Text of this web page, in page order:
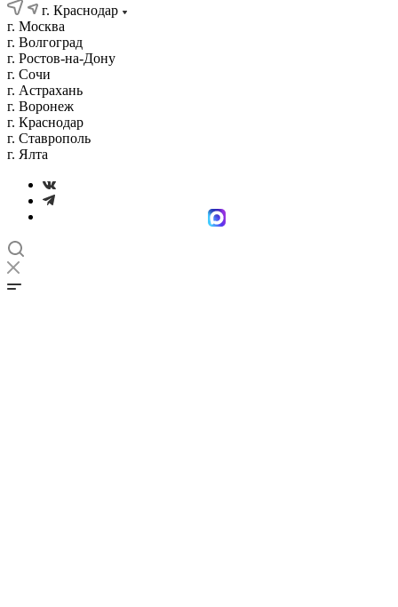
г. Краснодар
г. Москва
г. Волгоград
г. Ростов-на-Дону
г. Сочи
г. Астрахань
г. Воронеж
г. Краснодар
г. Ставрополь
г. Ялта